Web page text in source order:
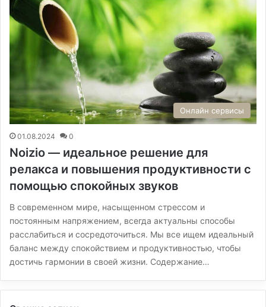
Онлайн сервисы
01.08.2024 0
Noizio — идеальное решение для
релакса и повышения продуктивности с
помощью спокойных звуков
В современном мире, насыщенном стрессом и
постоянным напряжением, всегда актуальны способы
расслабиться и сосредоточиться. Мы все ищем идеальный
баланс между спокойствием и продуктивностью, чтобы
достичь гармонии в своей жизни. Содержание…